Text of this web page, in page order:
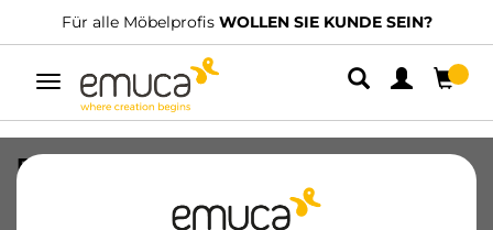
Für alle Möbelprofis WOLLEN SIE KUNDE SEIN?
Umschaltbare
Navigation
Endkappe Plasline für
Küchenschränke, dreieckig, Länge
3,9m, Kunststoff, satiniert